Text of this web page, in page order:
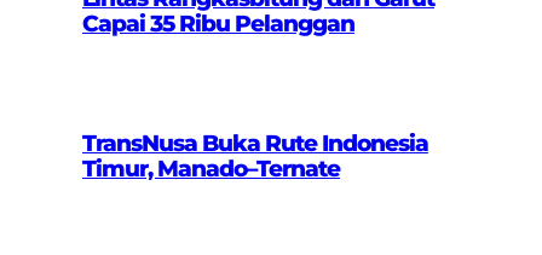
Capai 35 Ribu Pelanggan
TransNusa Buka Rute Indonesia
Timur, Manado–Ternate